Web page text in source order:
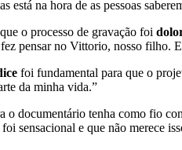
está na hora de as pessoas
o processo de gravação foi
pensar no Vittorio, nosso filho.
foi fundamental para que o
da minha vida.”
o documentário tenha como fio
sensacional e que não merece